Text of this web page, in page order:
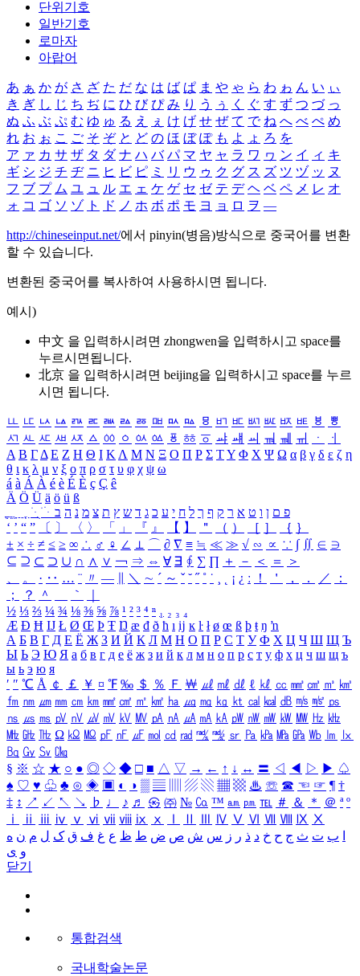
단위기호
일반기호
로마자
아랍어
あ ぁ か が さ ざ た だ な は ば ぱ ま や ゃ ら わ ゎ ん い ぃ
き ぎ し じ ち ぢ に ひ び ぴ み り う ぅ く ぐ す ず つ づ っ
ぬ ふ ぶ ぷ む ゆ ゅ る え ぇ け げ せ ぜ て で ね へ べ ぺ め
れ お ぉ こ ご そ ぞ と ど の ほ ぼ ぽ も よ ょ ろ を
ア ァ カ サ ザ タ ダ ナ ハ バ パ マ ヤ ャ ラ ワ ヮ ン イ ィ キ
ギ シ ジ チ ヂ ニ ヒ ビ ピ ミ リ ウ ゥ ク グ ス ズ ツ ヅ ッ ヌ
フ ブ プ ム ユ ュ ル エ ェ ケ ゲ セ ゼ テ デ ヘ ベ ペ メ レ オ
ォ コ ゴ ソ ゾ ト ド ノ ホ ボ ポ モ ヨ ョ ロ ヲ ―
http://chineseinput.net/에서 pinyin(병음)방식으로 중국어를 변환
할 수 있습니다.
변환된 중국어를 복사하여 사용하시면 됩니다.
예시)
中文 을 입력하시려면 zhongwen을 입력하시고 space를
누르시면됩니다.
北京 을 입력하시려면 beijing을 입력하시고 space를 누르
시면 됩니다.
ㅥ ㅦ ㅧ ㅨ ㅩ ㅪ ㅫ ㅬ ㅭ ㅮ ㅯ ㅰ ㅱ ㅲ ㅳ ㅴ ㅵ ㅶ ㅷ ㅸ
ㅹ
ㅺ ㅻ ㅼ ㅽ ㅾ ㅿ ㆀ ㆁ ㆂ ㆃ ㆄ ㆅ ㆆ ㆇ ㆈ ㆉ ㆊ ㆋ ㆌ ㆍ
ㆎ
Α Β ΓΔ Ε Ζ Η Θ Ι ΚΛ Μ Ν Ξ Ο Π Ρ Σ ΤΥ Φ Χ Ψ Ω α β γ δ ε ζ η
θ ι κ λ μ ν ξ ο π ρ σ τ υ φ χ ψ ω
á à Á À é è É È ç Ç ê
Ä Ö Ü ä ö ü ß
ִֶֹ ֻּ ׁׂ פ ם ן ו ט א ר ק ף ך ל ח י ע כ ג ד ש ץ ת צ מ נ ה ב
‘ ’ “ ” 〔 〕 〈 〉 「 」 『 』 【 】 ＂ （ ） ［ ］ ｛ ｝
± × ÷ ≠ ≤ ≥ ∞ ∴ ♂ ♀ ∠ ⊥ ⌒ ∂ ∇ ≡ ≒ ≪ ≫ √ ∽ ∝ ∵ ∫ ∬ ∈ ∋
⊆ ⊇ ⊂ ⊃ ∪ ∩ ∧ ∨ ￢ ⇒ ⇔ ∀ ∃ ∮ ∑ ∏ ＋ － ＜ ＝
＞
、
。 · ‥ … ¨ 〃 ― ＼ ∼ ´ ～ ˇ ˘ ˝ ˚ ˙ ¸ ¡ ¿ ː ！ ＇ ， ． ／
：
；
？ ＾ ｀
½ ⅓ ⅔ ¼ ¾ ⅛ ⅜ ⅝ ⅞ ¹ ² ³ ⁴ ⁿ ₁ ₂ ₃ ₄
Æ Ð Ħ Ĳ Ł Ø Œ Þ Ŧ Ŋ æ đ ð ħ ı ĳ ĸ ŀ ł ø œ ß þ ŧ ŋ ŉ
А Б В Г Д Е Ё Ж З И Й К Л М Н О П Р С Т У Ф Х Ц Ч Ш Щ Ъ
Ы Ь Э Ю Я а б в г д е ё ж з и й к л м н о п р с т у ф х ц ч ш щ ъ
ы ь э ю я
′ ″ ℃ Å ￠ ￡ ￥ ¤ ℉ ‰ ＄ ％ Ｆ ￦ ㎕ ㎖ ㎗ ℓ ㎘ ㏄ ㎣ ㎤ ㎥ ㎦
㎙ ㎚ ㎛ ㎜ ㎝ ㎞ ㎟ ㎠ ㎡ ㎢ ㏊ ㎍ ㎎ ㎏ ㏏ ㎈ ㎉ ㏈ ㎧ ㎨ ㎰
㎱ ㎲ ㎳ ㎴ ㎵ ㎶ ㎷ ㎸ ㎹ ㎀ ㎁ ㎂ ㎃ ㎄ ㎺ ㎻ ㎽ ㎾ ㎿ ㎐ ㎑
㎒ ㎓ ㎔ Ω ㏀ ㏁ ㎊ ㎋ ㎌ ㏖ ㏅ ㎭ ㎮ ㎯ ㏛ ㎩ ㎪ ㎫ ㎬ ㏝ ㏐
㏓
㏃ ㏉ ㏜ ㏆
§ ※ ☆ ★ ○ ● ◎ ◇ ◆ □ ■ △ ▽ → ← ↑ ↓ ↔ 〓 ◁ ◀ ▷ ▶ ♤
♠ ♡ ♥ ♧ ♣ ⊙ ◈ ▣ ◐ ◑ ▒ ▤ ▨ ▧ ▦ ▩ ♨ ☏ ☎ ☜ ☞ ¶ †
‡ ↕ ↗ ↙ ↖ ↘ ♭ ♩ ♪ ♬ ㉿ ㈜ № ㏇ ™ ㏂ ㏘ ℡ ＃ ＆ ＊ ＠ ª º
ⅰ
ⅱ ⅲ ⅳ ⅴ ⅵ ⅶ ⅷ ⅸ ⅹ Ⅳ Ⅴ Ⅵ Ⅶ Ⅷ Ⅸ Ⅹ
ب ت ث ج ح خ د ذ ر ز س ش ص ض ط ظ ع غ ف ق ک ل م ن ه
و ی
닫기
통합검색
국내학술논문